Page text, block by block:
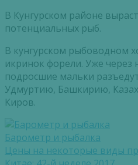
В Кунгурском районе
потенциальных рыб.
В кунгурском рыбоводном
икринок форели. Уже через
подросшие мальки
Удмуртию, Башкирию,
Киров.
Барометр и рыбалка
Цены на некоторые виды